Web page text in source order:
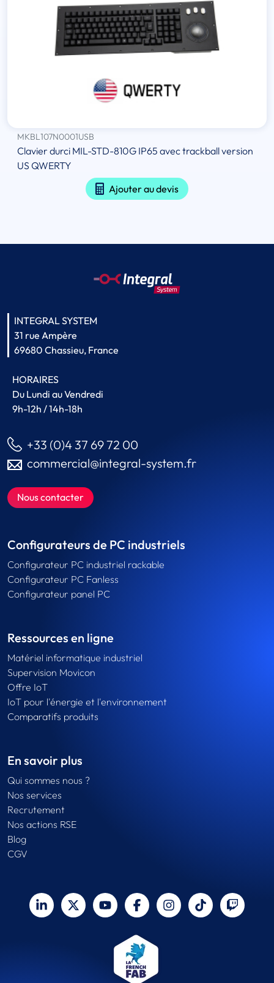
MKBL107N0001USB
Clavier durci MIL-STD-810G IP65 avec trackball version
US QWERTY
Ajouter au devis
INTEGRAL SYSTEM
31 rue Ampère
69680 Chassieu, France
HORAIRES
Du Lundi au Vendredi
9h-12h / 14h-18h
+33 (0)4 37 69 72 00
commercial@integral-system.fr
Nous contacter
Configurateurs de PC industriels
Configurateur PC industriel rackable
Configurateur PC Fanless
Configurateur panel PC
Ressources en ligne
Matériel informatique industriel
Supervision Movicon
Offre IoT
IoT pour l'énergie et l'environnement
Comparatifs produits
En savoir plus
Qui sommes nous ?
Nos services
Recrutement
Nos actions RSE
Blog
CGV